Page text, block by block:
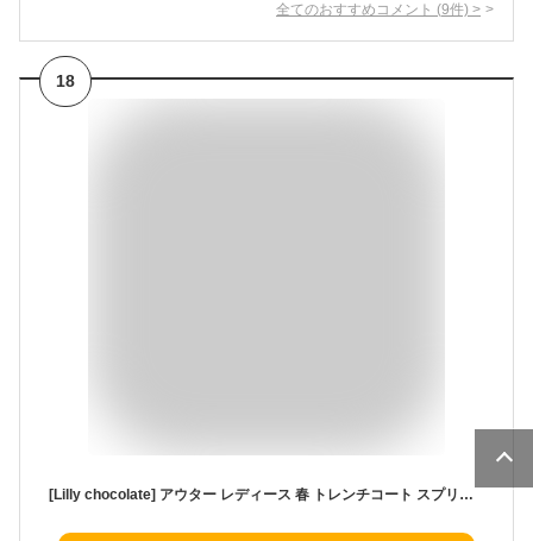
全てのおすすめコメント (9件) >
18
[Lilly chocolate] アウター レディース 春 トレンチコート スプリングコート カラー ベージュ 大きい サイズ XL